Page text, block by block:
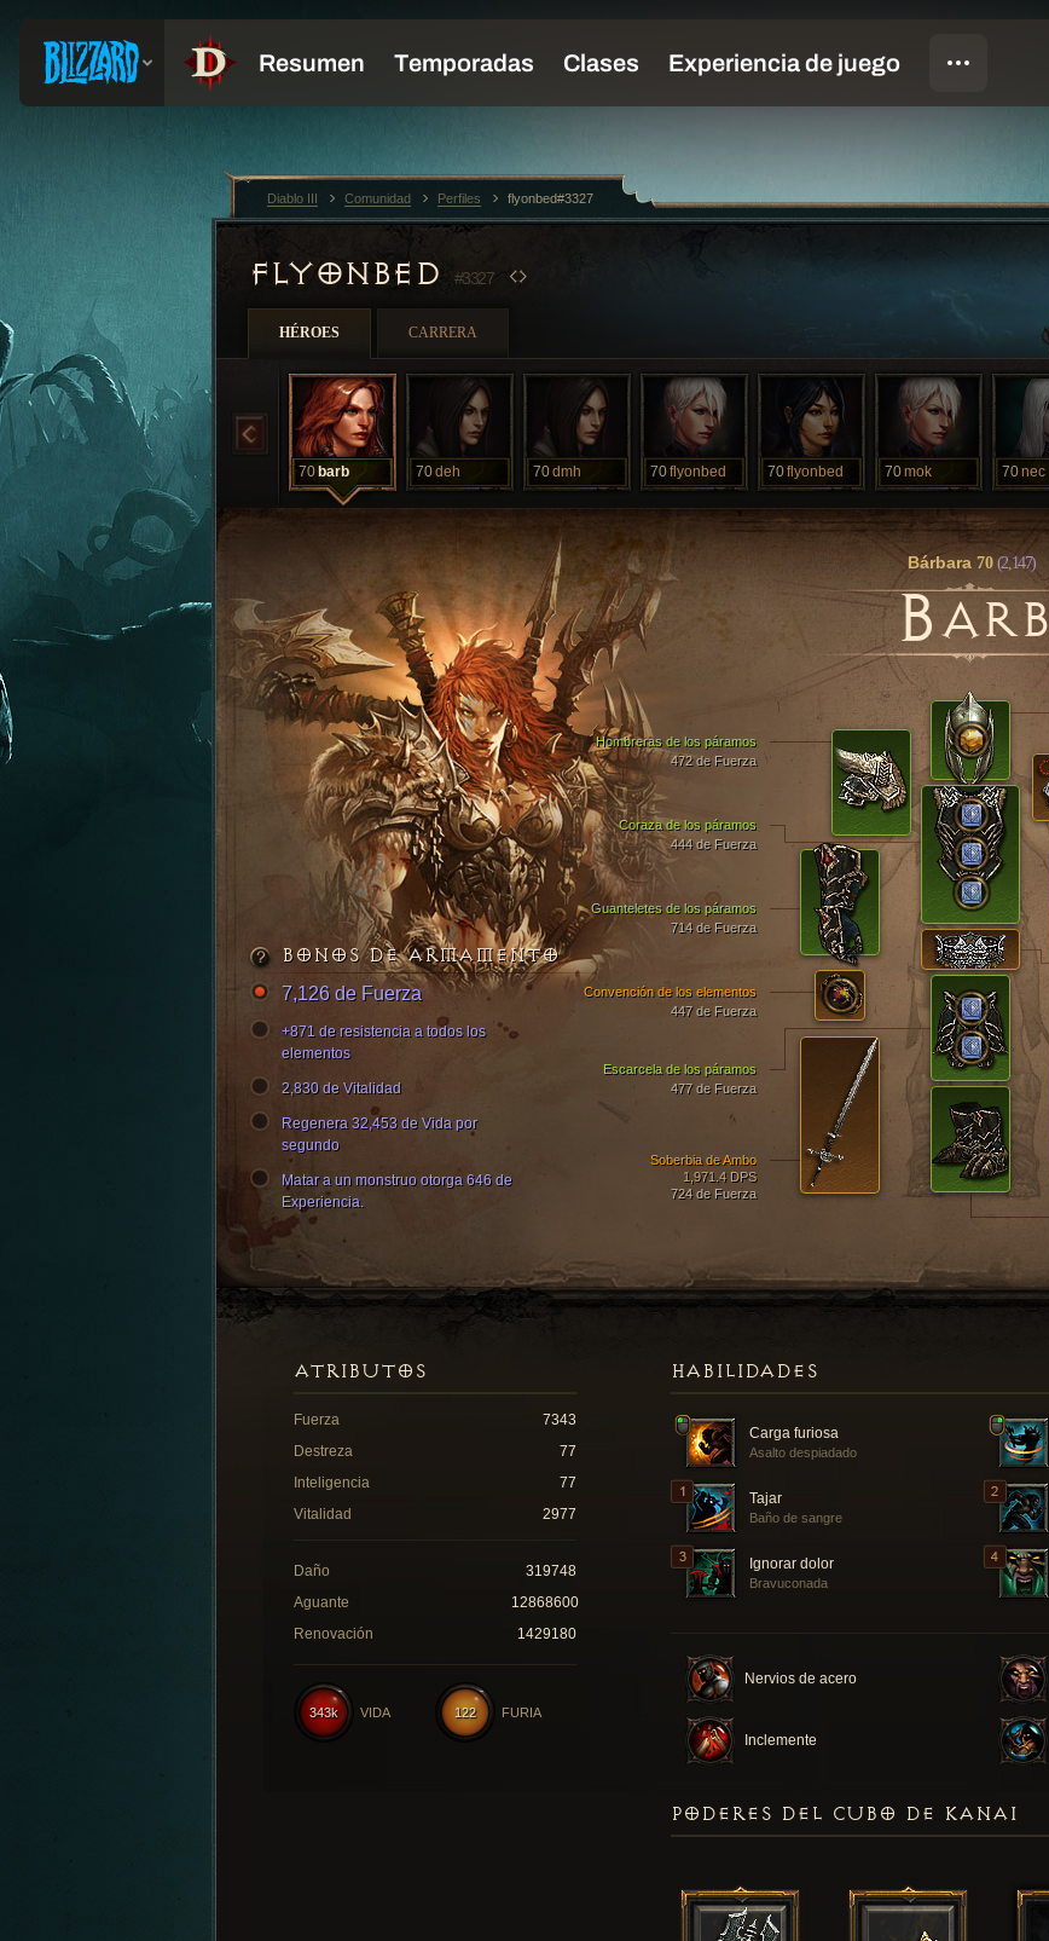
FLYONBED #3327
HÉROES CARRERA
70 barb 70deh 70dmh 70flyonbed 70flyonbed 70mok 70nec
Bárbara70 (2,147)
BARB
Coraza de los páramos
444 de Fuerza
Guanteletes de los páramos
714 de Fuerza
Hombreras de los páramos
472 de Fuerza
Escarcela de los páramos
477 de Fuerza
Soberbia de Ambo
1,971.4 DPS
724 de Fuerza
Convención de los elementos
447 de Fuerza
BONOS DE ARMAMENTO
7,126 de Fuerza
+871 de resistencia a todos los
elementos
2,830 de Vitalidad
Regenera 32,453 de Vida por
segundo
Matar a un monstruo otorga 646 de
Experiencia.
HABILIDADES
Carga furiosa
Asalto despiadado
Tajar
Baño de sangre
Ignorar dolor
Bravuconada
Nervios de acero
Inclemente
ATRIBUTOS
Fuerza
7343
Destreza
77
Inteligencia
77
Vitalidad
2977
Daño
319748
Aguante
12868600
Renovación
1429180
122 FURIA
343k VIDA
PODERES DEL CUBO DE KANAI
Diablo III Comunidad Perfiles flyonbed#3327